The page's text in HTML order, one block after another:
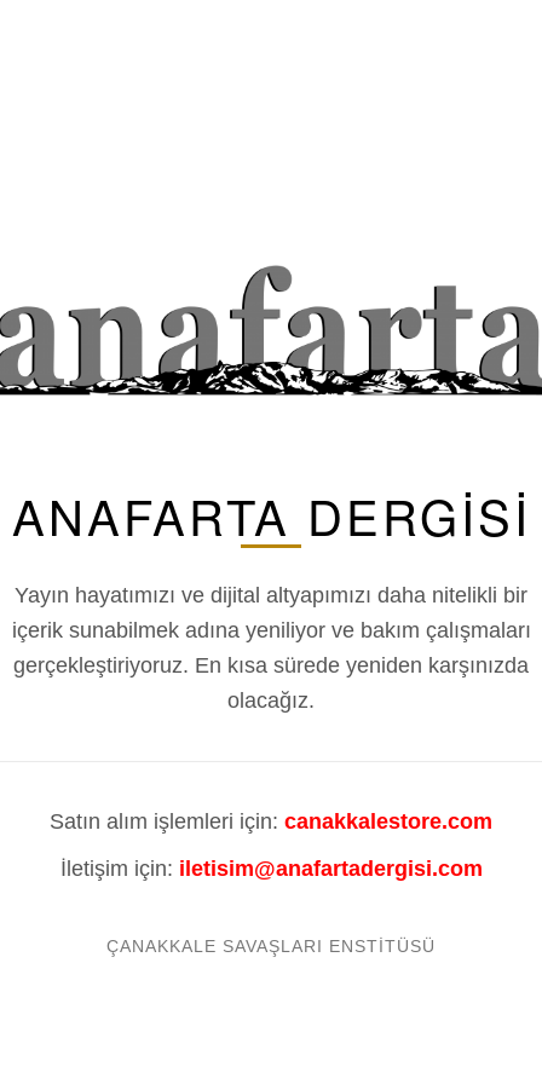
ANAFARTA DERGİSİ
Yayın hayatımızı ve dijital altyapımızı daha nitelikli bir
içerik sunabilmek adına yeniliyor ve bakım çalışmaları
gerçekleştiriyoruz. En kısa sürede yeniden karşınızda
olacağız.
Satın alım işlemleri için: canakkalestore.com
İletişim için: iletisim@anafartadergisi.com
ÇANAKKALE SAVAŞLARI ENSTITÜSÜ